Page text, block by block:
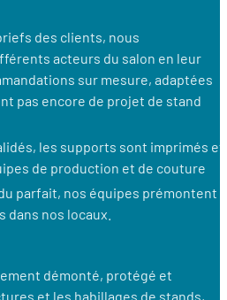
des clients, nous
acteurs du salon en leur
sur mesure, adaptées
pas encore de projet de stand
les supports sont imprimés et
de production et de couture
parfait, nos équipes prémontent
nos locaux.
démonté, protégé et
et les habillages de stands,